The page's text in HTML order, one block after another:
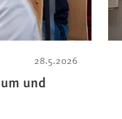
28.5.2026
und